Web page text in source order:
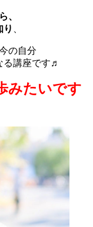
、
り
の自分
る講座です♬
みたいです